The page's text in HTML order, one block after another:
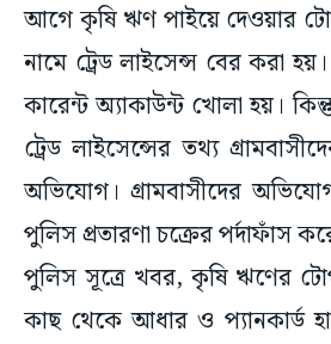
আগে কৃষি ঋণ পাইয়ে দেওয়ার
নামে ট্রেড লাইসেন্স বের করা
কারেন্ট অ্যাকাউন্ট খোলা হয়।
ট্রেড লাইসেন্সের তথ্য
অভিযোগ। গ্রামবাসীদের
পুলিস প্রতারণা চক্রের পর্দাফাঁস
পুলিস সূত্রে খবর, কৃষি ঋণের
কাছ থেকে আধার ও প্যানকার্ড